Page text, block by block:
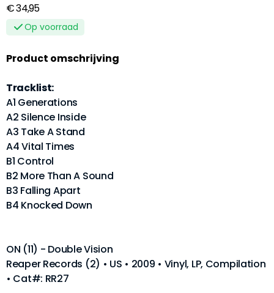
€ 34,95
Op voorraad
Product omschrijving
Tracklist:
A1 Generations
A2 Silence Inside
A3 Take A Stand
A4 Vital Times
B1 Control
B2 More Than A Sound
B3 Falling Apart
B4 Knocked Down
ON (11) - Double Vision
Reaper Records (2) • US • 2009 • Vinyl, LP, Compilation
• Cat#: RR27